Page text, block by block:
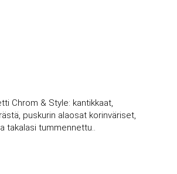
Chrom & Style: kantikkaat,
puskurin alaosat korinväriset,
takalasi tummennettu..